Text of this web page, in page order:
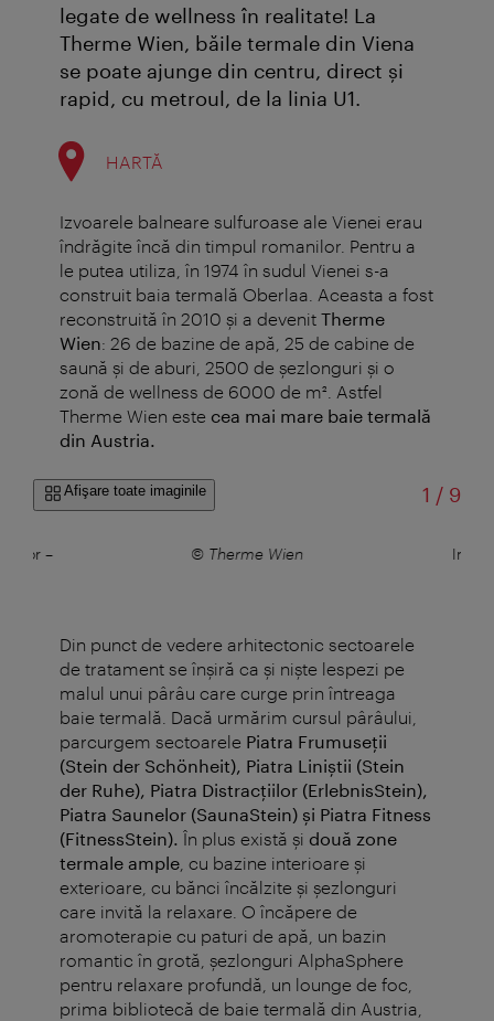
legate de wellness în realitate! La
Therme Wien, băile termale din Viena
se poate ajunge din centru, direct şi
rapid, cu metroul, de la linia U1.
HARTĂ
Izvoarele balneare sulfuroase ale Vienei erau
îndrăgite încă din timpul romanilor. Pentru a
le putea utiliza, în 1974 în sudul Vienei s-a
construit baia termală Oberlaa. Aceasta a fost
reconstruită în 2010 şi a devenit Therme
Wien: 26 de bazine de apă, 25 de cabine de
saună şi de aburi, 2500 de şezlonguri şi o
zonă de wellness de 6000 de m². Astfel
Therme Wien este cea mai mare baie termală
din Austria.
Afişare toate imaginile 1 /din
9
– © Therme Wien
Din punct de vedere arhitectonic sectoarele
de tratament se înşiră ca şi nişte lespezi pe
malul unui pârâu care curge prin întreaga
baie termală. Dacă urmărim cursul pârâului,
parcurgem sectoarele Piatra Frumuseţii
(Stein der Schönheit), Piatra Liniştii (Stein
der Ruhe), Piatra Distracţiilor (ErlebnisStein),
Piatra Saunelor (SaunaStein) şi Piatra Fitness
(FitnessStein). În plus există şi două zone
termale ample , cu bazine interioare şi
exterioare, cu bănci încălzite şi şezlonguri
care invită la relaxare. O încăpere de
aromoterapie cu paturi de apă, un bazin
romantic în grotă, şezlonguri AlphaSphere
pentru relaxare profundă, un lounge de foc,
prima bibliotecă de baie termală din Austria,